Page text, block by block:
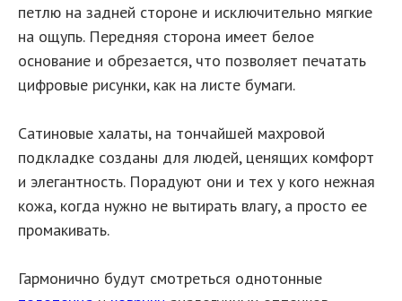
петлю на задней стороне и исключительно мягкие
на ощупь. Передняя сторона имеет белое
основание и обрезается, что позволяет печатать
цифровые рисунки, как на листе бумаги.
Сатиновые халаты, на тончайшей махровой
подкладке созданы для людей, ценящих комфорт
и элегантность. Порадуют они и тех у кого нежная
кожа, когда нужно не вытирать влагу, а просто ее
промакивать.
Гармонично будут смотреться однотонные